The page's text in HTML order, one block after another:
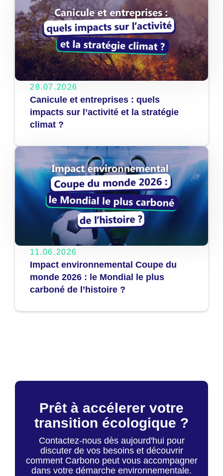
28.07.2026
Canicule et entreprises : quels
impacts sur l’activité et la stratégie
climat ?
11.06.2026
Impact environnemental Coupe du
monde 2026 : le Mondial le plus
carboné de l’histoire ?
Prêt à accélerer votre
transition écologique ?
Contactez-nous dès aujourd'hui pour
discuter de vos besoins et découvrir
comment Carbono peut vous accompagner
dans votre démarche environnementale.